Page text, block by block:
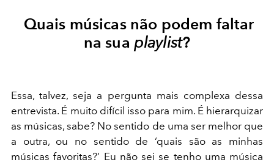
Quais músicas não podem faltar
na sua playlist?
Essa, talvez, seja a pergunta mais complexa dessa
entrevista. É muito difícil isso para mim. É hierarquizar
as músicas, sabe? No sentido de uma ser melhor que
a outra, ou no sentido de ‘quais são as minhas
músicas favoritas?’ Eu não sei se tenho uma música